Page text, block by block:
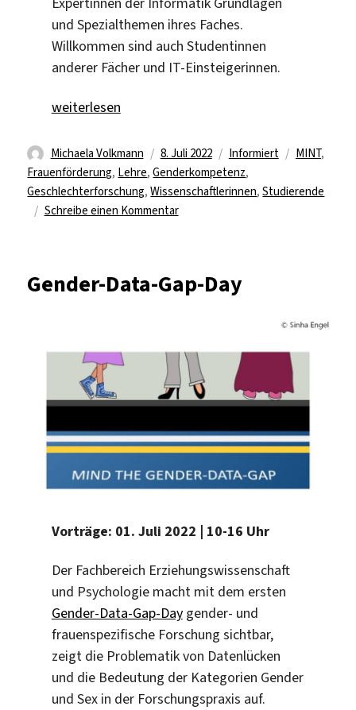
und Spezialthemen ihres Faches.
Willkommen sind auch Studentinnen
anderer Fächer und IT-Einsteigerinnen.
„Informatik-Sommeruniversität für Frauen“
weiterlesen
Autor
Michaela Volkmann
Veröffentlicht
am
8. Juli 2022 Kategorien
Informiert MINT,
Frauenförderung, Lehre,Genderkompetenz,
Geschlechterforschung,Wissenschaftlerinnen,Studierende
Schreibe einen Kommentarzu
Frauen
Gender-Data-Gap-Day
Vorträge: 01. Juli 2022 | 10-16 Uhr
Der Fachbereich Erziehungswissenschaft
und Psychologie macht mit dem ersten
Gender-Data-Gap-Daygender- und
frauenspezifische Forschung sichtbar,
zeigt die Problematik von Datenlücken
und die Bedeutung der Kategorien Gender
und Sex in der Forschungspraxis auf.